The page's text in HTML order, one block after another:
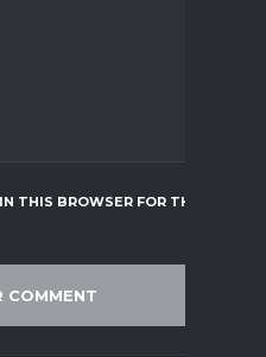
THIS BROWSER FOR THE